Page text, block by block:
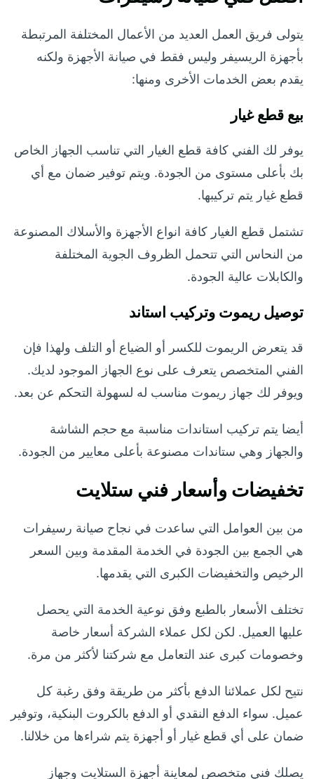
يتولى فريق العمل العديد من الأعمال المختلفة المرتبطة
بأجهزة الريسيفر وليس فقط في صيانة الأجهزة ولكنه
يقدم بعض الخدمات الأخرى ومنها:
بيع قطع غيار
يوفر لك الفني كافة قطع الغيار التي تناسب الجهاز الخاص
بك بأعلى مستوى من الجودة. ويتم توفير ضمان مع أي
قطع غيار يتم تركيبها.
تشتمل قطع الغيار كافة انواع الأجهزة والأسلاك المصنوعة
من النحاس التي تتحمل الظروف الجوية المختلفة
والكابلات عالية الجودة.
توصيل ريموت وتركيب استاند
قد يتعرض الريموت للكسر أو الضياع أو التلف ولهذا فإن
الفني المتخصص يتعرف على نوع الجهاز الموجود لديك.
ويوفر لك جهاز ريموت مناسب له لسهولة التحكم عن بعد.
أيضا يتم تركيب استاندات مناسبة مع حجم الشاشة
والجهاز وهي ستاندات مصنوعة بأعلى معايير من الجودة.
تخفيضات وأسعار فني ستلايت
من بين العوامل التي ساعدت في نجاح صيانة رسيفرات
هي الجمع بين الجودة في الخدمة المقدمة وبين السعر
الرخيص والتخفيضات الكبرى التي يقدمها.
تختلف الأسعار بالطبع وفق نوعية الخدمة التي يحصل
عليها العميل. لكن لكل عملاء الشركة أسعار خاصة
وخصومات كبرى عند التعامل مع شركتنا لأكثر من مرة.
نتيح لكل عملائنا الدفع بأكثر من طريقة وفق رغبة كل
عميل. سواء الدفع النقدي أو الدفع بالكروت البنكية، وتوفير
ضمان على أي قطع غيار أو أجهزة يتم شراءها من خلالنا.
يصلك فني متخصص لمعاينة أجهزة الستلايت وجهاز